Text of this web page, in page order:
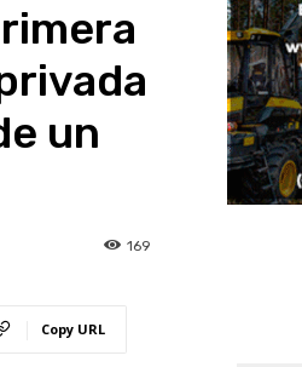
un
169
Copy URL